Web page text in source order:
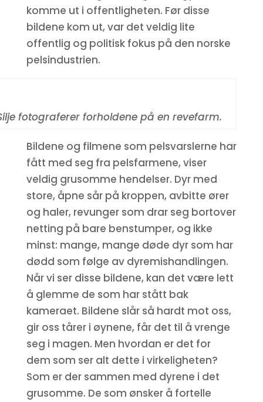
komme ut i offentligheten. Før disse
bildene kom ut, var det veldig lite
offentlig og politisk fokus på den norske
pelsindustrien.
fotograferer forholdene på en revefarm.
Bildene og filmene som pelsvarslerne har
fått med seg fra pelsfarmene, viser
veldig grusomme hendelser. Dyr med
store, åpne sår på kroppen, avbitte ører
og haler, revunger som drar seg bortover
netting på bare benstumper, og ikke
minst: mange, mange døde dyr som har
dødd som følge av dyremishandlingen.
Når vi ser disse bildene, kan det være lett
å glemme de som har stått bak
kameraet. Bildene slår så hardt mot oss,
gir oss tårer i øynene, får det til å vrenge
seg i magen. Men hvordan er det for
dem som ser alt dette i virkeligheten?
Som er der sammen med dyrene i det
grusomme. De som ønsker å fortelle